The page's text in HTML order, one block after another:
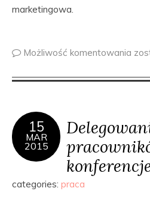
marketingowa.
Możliwość komentowania
15
MAR
2015
categories: praca